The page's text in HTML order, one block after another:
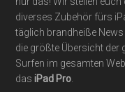
diverses Zubehör fürs
täglich brandheiße
die größte Übersicht der
Surfen im gesamten
dasiPad Pro